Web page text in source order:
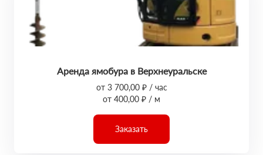
Аренда ямобура в Верхнеуральске
от 3 700,00 ₽ / час
от 400,00 ₽ / м
Заказать